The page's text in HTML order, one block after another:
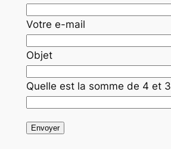
Votre e-mail
Objet
Quelle est la somme de 4 et 3